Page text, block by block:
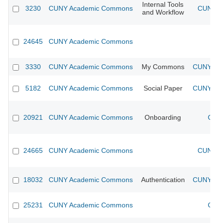
3230 CUNY Academic Commons
Internal Tools
and Workflow
24645 CUNY Academic Commons
3330 CUNY Academic Commons My Commons CUNY
5182 CUNY Academic Commons Social Paper CUNY
20921 CUNY Academic Commons Onboarding
24665 CUNY Academic Commons
18032 CUNY Academic Commons Authentication CUNY
25231 CUNY Academic Commons